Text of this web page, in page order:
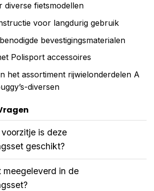
diverse fietsmodellen
voor langdurig gebruik
bevestigingsmaterialen
Polisport accessoires
het assortiment rijwielonderdelen A
diversen
is deze
geschikt?
meegeleverd in de